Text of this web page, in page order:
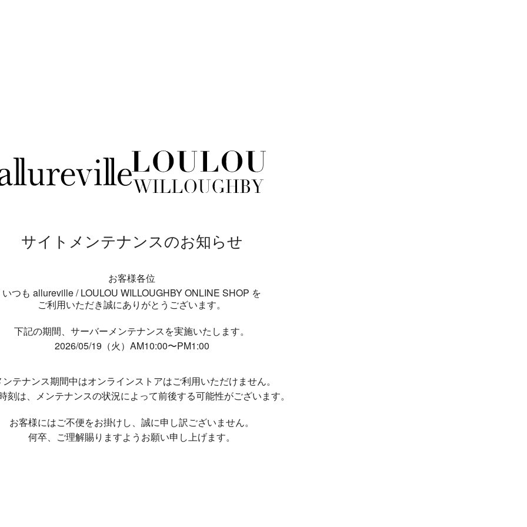
サイトメンテナンスのお知らせ
お客様各位
いつも allureville / LOULOU WILLOUGHBY ONLINE SHOP を
ご利用いただき誠にありがとうございます。
下記の期間、サーバーメンテナンスを実施いたします。
2026/05/19（火）AM10:00〜PM1:00
ンテナンス期間中はオンラインストアはご利用いただけません。
刻は、メンテナンスの状況によって前後する可能性がございます。
お客様にはご不便をお掛けし、 誠に申し訳ございません。
何卒、ご理解賜りますようお願い申し上げます。